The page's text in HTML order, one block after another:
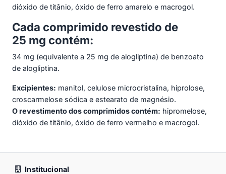
dióxido de titânio, óxido de ferro amarelo e macrogol.
Cada comprimido revestido de
25 mg contém:
34 mg (equivalente a 25 mg de alogliptina) de benzoato
de alogliptina.
Excipientes: manitol, celulose microcristalina, hiprolose,
croscarmelose sódica e estearato de magnésio.
O revestimento dos comprimidos contém: hipromelose,
dióxido de titânio, óxido de ferro vermelho e macrogol.
Institucional